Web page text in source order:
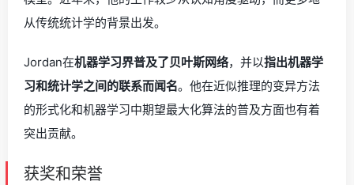
从传统统计学的背景出发。
Jordan在机器学习界普及了贝叶斯网络，并以指出机器学
习和统计学之间的联系而闻名。他在近似推理的变异方法
的形式化和机器学习中期望最大化算法的普及方面也有着
突出贡献。
获奖和荣誉